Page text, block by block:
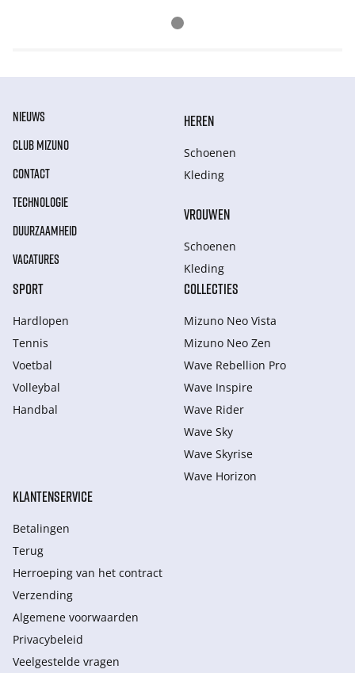
NIEUWS
CLUB MIZUNO
CONTACT
TECHNOLOGIE
DUURZAAMHEID
VACATURES
HEREN
Schoenen
Kleding
VROUWEN
Schoenen
Kleding
SPORT
Hardlopen
Tennis
Voetbal
Volleybal
Handbal
COLLECTIES
Mizuno Neo Vista
Mizuno Neo Zen
Wave Rebellion Pro
Wave Inspire
Wave Rider
Wave Sky
Wave Skyrise
Wave Horizon
KLANTENSERVICE
Betalingen
Terug
Herroeping van het contract
Verzending
Algemene voorwaarden
Privacybeleid
Veelgestelde vragen